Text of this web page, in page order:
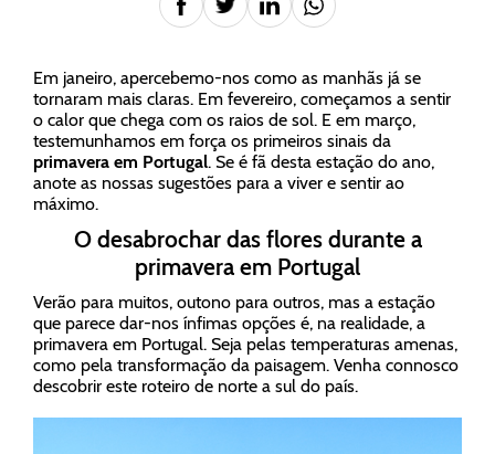
Em janeiro, apercebemo-nos como as manhãs já se
tornaram mais claras. Em fevereiro, começamos a sentir
o calor que chega com os raios de sol. E em março,
testemunhamos em força os primeiros sinais da
primavera em Portugal. Se é fã desta estação do ano,
anote as nossas sugestões para a viver e sentir ao
máximo.
O desabrochar das flores durante a
primavera em Portugal
Verão para muitos, outono para outros, mas a estação
que parece dar-nos ínfimas opções é, na realidade, a
primavera em Portugal. Seja pelas temperaturas amenas,
como pela transformação da paisagem. Venha connosco
descobrir este roteiro de norte a sul do país.